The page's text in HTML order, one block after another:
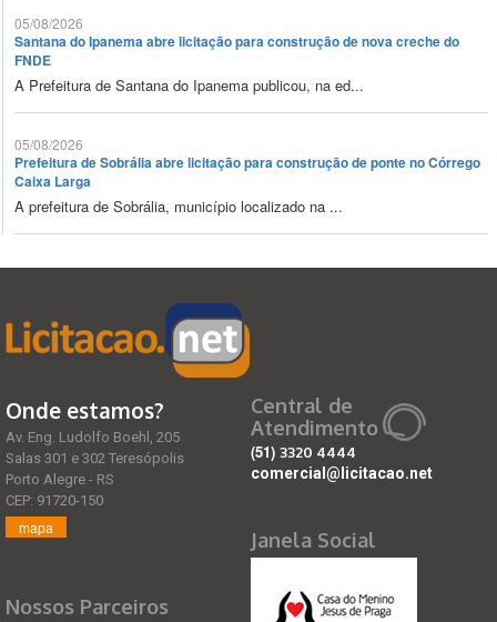
05/08/2026
Santana do Ipanema abre licitação para construção de nova creche do
FNDE
A Prefeitura de Santana do Ipanema publicou, na ed...
05/08/2026
Prefeitura de Sobrália abre licitação para construção de ponte no Córrego
Caixa Larga
A prefeitura de Sobrália, município localizado na ...
Onde estamos?
Av. Eng. Ludolfo Boehl, 205
Salas 301 e 302 Teresópolis
Porto Alegre - RS
CEP: 91720-150
mapa
Nossos Parceiros
Central de
Atendimento
(51) 3320 4444
comercial@licitacao.net
Janela Social